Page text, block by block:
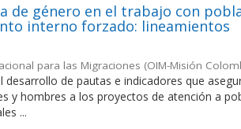
de género en el trabajo con
interno forzado: lineamientos
para las Migraciones (OIM-Misión
de pautas e indicadores que
y hombres a los proyectos de atención a
...